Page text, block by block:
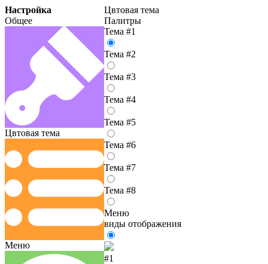
Настройка
Общее
Цвтовая тема
Меню
Цвтовая тема
Палитры
Тема #1
Тема #2
Тема #3
Тема #4
Тема #5
Тема #6
Тема #7
Тема #8
Меню
виды отображения
#1